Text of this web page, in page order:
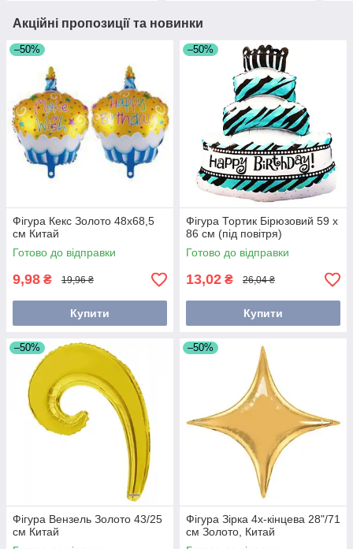
Акційні пропозиції та новинки
–50%
Фігура Кекс Золото 48х68,5
см Китай
Готово до відправки
9,98 ₴ 19,96 ₴
Купити
–50%
Фігура Тортик Бірюзовий 59 х
86 см (під повітря)
Готово до відправки
13,02 ₴ 26,04 ₴
Купити
–50%
Фігура Вензель Золото 43/25
см Китай
–50%
Фігура Зірка 4х-кінцева 28"/71
см Золото, Китай